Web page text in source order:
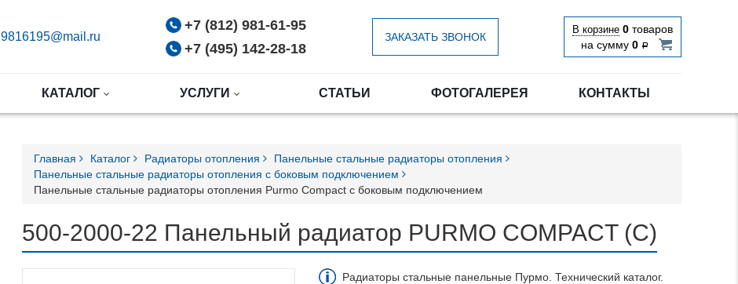
9816195@mail.ru
+7 (812) 981-61-95
+7 (495) 142-28-18
ЗАКАЗАТЬ ЗВОНОК
В корзине 0 товаров
на сумму 0 Р
КАТАЛОГ УСЛУГИ СТАТЬИ ФОТОГАЛЕРЕЯ КОНТАКТЫ
Главная Каталог Радиаторы отопления
Панельные стальные радиаторы отопления
Панельные стальные радиаторы отопления с боковым подключением
Панельные стальные радиаторы отопления Purmo Compact с боковым подключением
500-2000-22 Панельный радиатор PURMO COMPACT (С)
Радиаторы стальные панельные Пурмо. Технический каталог.